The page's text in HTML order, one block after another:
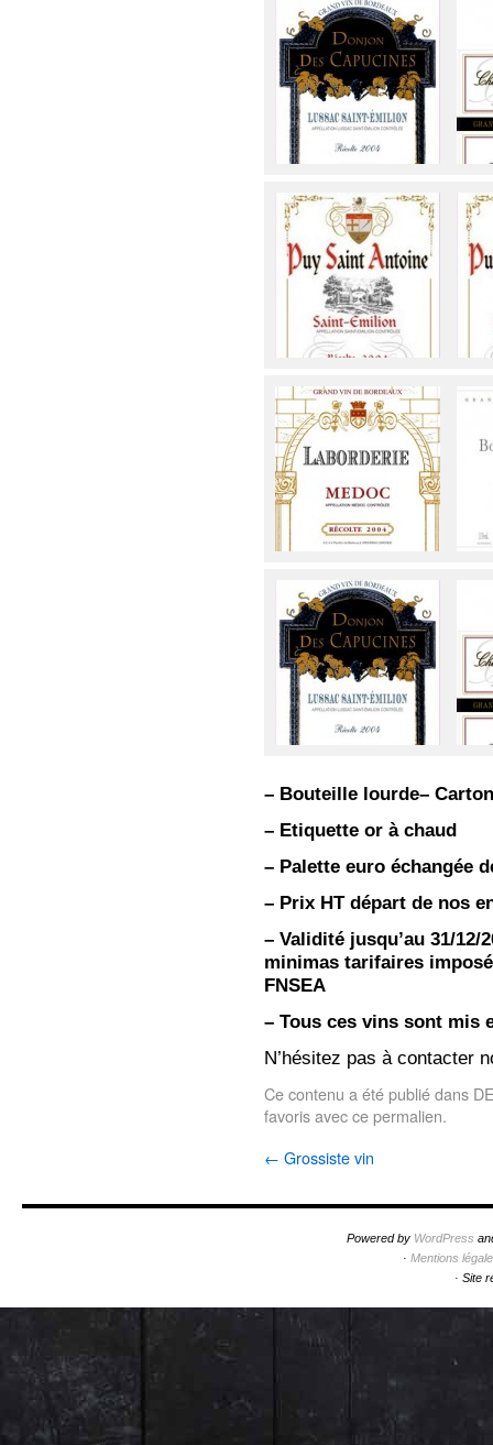
– Bouteille lourde–
– Etiquette or à chaud
– Palette euro échangée
– Prix HT départ de nos
– Validité jusqu’au 31/
minimas tarifaires
FNSEA
– Tous ces vins sont mis
N’hésitez pas à contacter
Ce contenu a été publié dans
favoris avecce permalien.
← Grossiste vin
Powered by WordPress
·Mentions
·Site